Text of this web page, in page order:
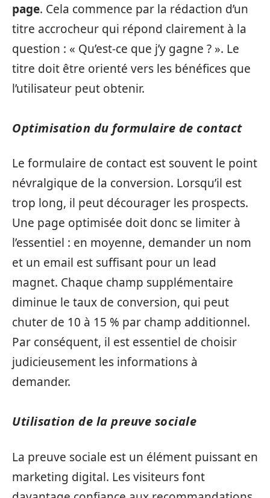
page. Cela commence par la rédaction d’un
titre accrocheur qui répond clairement à la
question : « Qu’est-ce que j’y gagne ? ». Le
titre doit être orienté vers les bénéfices que
l’utilisateur peut obtenir.
Optimisation du formulaire de contact
Le formulaire de contact est souvent le point
névralgique de la conversion. Lorsqu’il est
trop long, il peut décourager les prospects.
Une page optimisée doit donc se limiter à
l’essentiel : en moyenne, demander un nom
et un email est suffisant pour un lead
magnet. Chaque champ supplémentaire
diminue le taux de conversion, qui peut
chuter de 10 à 15 % par champ additionnel.
Par conséquent, il est essentiel de choisir
judicieusement les informations à
demander.
Utilisation de la preuve sociale
La preuve sociale est un élément puissant en
marketing digital. Les visiteurs font